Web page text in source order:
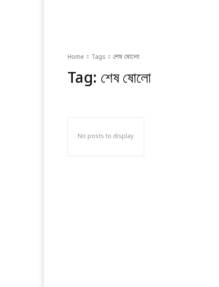
Home Tags শেষ ষোলো
Tag: শেষ ষোলো
No posts to display